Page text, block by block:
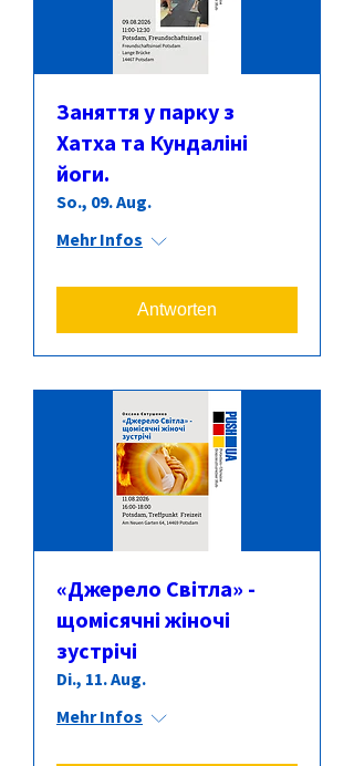
Заняття у парку з
Хатха та Кундаліні
йоги.
So., 09. Aug.
Mehr Infos
Antworten
«Джерело Світла» -
щомісячні жіночі
зустрічі
Di., 11. Aug.
Mehr Infos